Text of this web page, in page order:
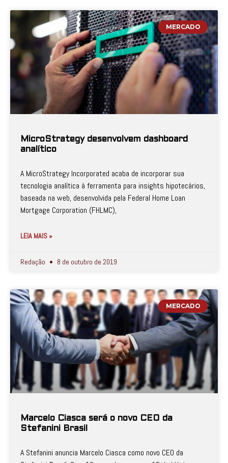
MERCADO
MicroStrategy desenvolvem dashboard
analítico
A MicroStrategy Incorporated acaba de incorporar sua
tecnologia analítica à ferramenta para insights hipotecários,
baseada na web, desenvolvida pela Federal Home Loan
Mortgage Corporation (FHLMC),
LEIA MAIS »
Redação 8 de outubro de 2019
MERCADO
Marcelo Ciasca será o novo CEO da
Stefanini Brasil
A Stefanini anuncia Marcelo Ciasca como novo CEO da